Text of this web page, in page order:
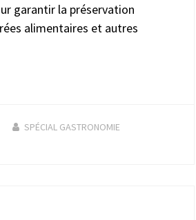
garantir la préservation
alimentaires et autres
SPÉCIAL GASTRONOMIE